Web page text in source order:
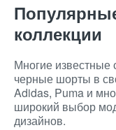
коллекции
Многие
черные шорты в
Adidas, Puma и
широкий выбор
дизайнов.